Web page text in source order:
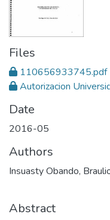
Files
110656933745.pdf
Autorizacion
Date
2016-05
Authors
Insuasty Obando,
Abstract